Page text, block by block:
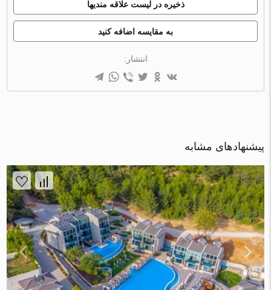
ذخیره در لیست علاقه مندیها
به مقایسه اضافه کنید
انتشار:
پیشنهادهای مشابه